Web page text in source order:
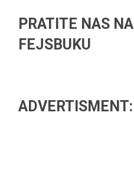
PRATITE NAS NA
FEJSBUKU
ADVERTISMENT: